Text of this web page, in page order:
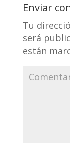
Enviar
Tu
será
están